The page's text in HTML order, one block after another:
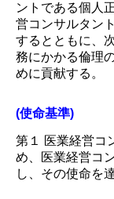
ントである個人
営コンサルタン
するとともに、
務にかかる倫理
めに貢献する。
(使命基準)
第１ 医業経営コ
め、医業経営コ
し、その使命を